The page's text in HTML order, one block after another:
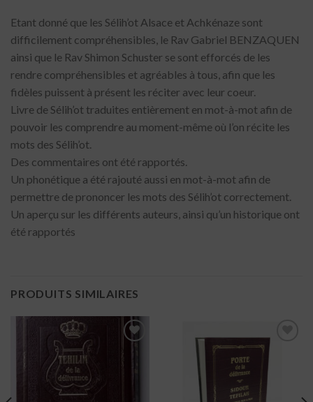
Etant donné que les Sélih’ot Alsace et Achkénaze sont
difficilement compréhensibles, le Rav Gabriel BENZAQUEN
ainsi que le Rav Shimon Schuster se sont efforcés de les
rendre compréhensibles et agréables à tous, afin que les
fidèles puissent à présent les réciter avec leur coeur.
Livre de Sélih’ot traduites entièrement en mot-à-mot afin de
pouvoir les comprendre au moment-même où l’on récite les
mots des Sélih’ot.
Des commentaires ont été rapportés.
Un phonétique a été rajouté aussi en mot-à-mot afin de
permettre de prononcer les mots des Sélih’ot correctement.
Un aperçu sur les différents auteurs, ainsi qu’un historique ont
été rapportés
PRODUITS SIMILAIRES
Ajouter
à la liste